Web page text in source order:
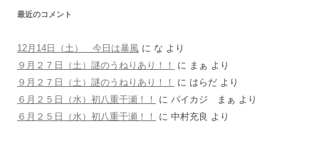
最近のコメント
12月14日（土） 今日は暴風 に な より
９月２７日（土）謎のうねりあり！！
に まぁ より
９月２７日（土）謎のうねりあり！！
に はらだ より
６月２５日（水）初八重干瀬！！
に パイカジ まぁ より
６月２５日（水）初八重干瀬！！
に 中村充良 より